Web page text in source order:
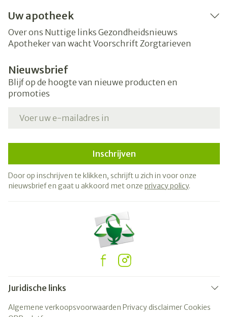
Uw apotheek
Over ons Nuttige links Gezondheidsnieuws
Apotheker van wacht Voorschrift Zorgtarieven
Nieuwsbrief
Blijf op de hoogte van nieuwe producten en
promoties
Inschrijven
Door op inschrijven te klikken, schrijft u zich in voor onze
nieuwsbrief en gaat u akkoord met onze privacy policy.
Juridische links
Algemene verkoopsvoorwaarden Privacy disclaimerCookies